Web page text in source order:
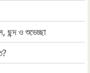
ছন্দ ও শুভেচ্ছা